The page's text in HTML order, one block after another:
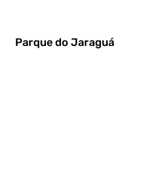
Parque do Jaraguá